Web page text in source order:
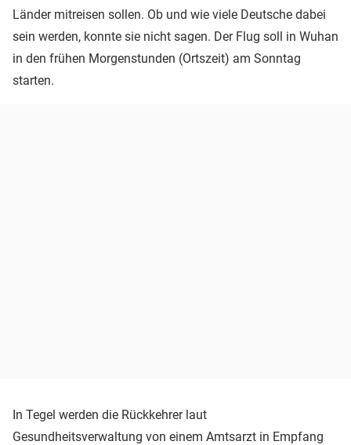
Länder mitreisen sollen. Ob und wie viele Deutsche dabei
sein werden, konnte sie nicht sagen. Der Flug soll in Wuhan
in den frühen Morgenstunden (Ortszeit) am Sonntag
starten.
In Tegel werden die Rückkehrer laut
Gesundheitsverwaltung von einem Amtsarzt in Empfang